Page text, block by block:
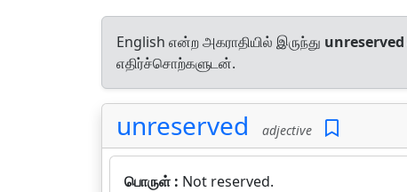
English என்ற அகராதியில் இருந்து unreserved
எதிர்ச்சொற்களுடன்.
unreserved adjective
பொருள் : Not reserved.